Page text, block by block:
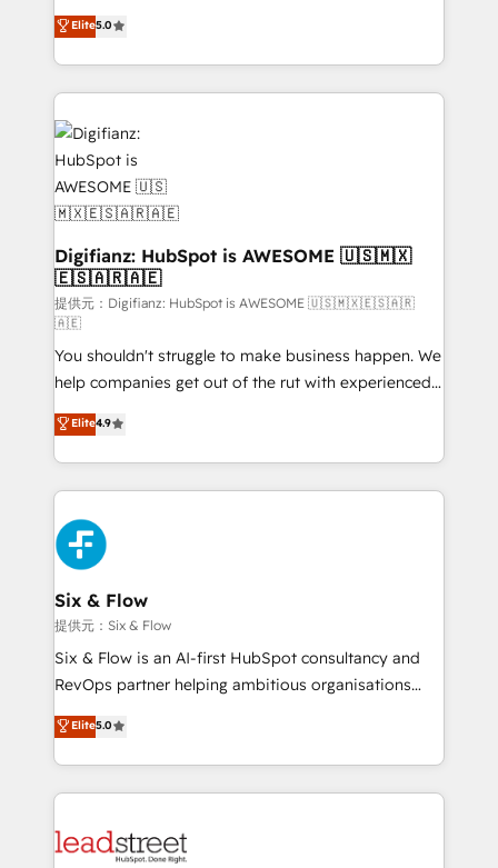
is there for you to: - Grow revenue, and run your
business more efficiently - Build stronger
more people - Get the most out of your HubSpot
investment
enable mid-market and enterprise clients to
maximise their return from digital and fuel their
growth. We modernise platforms, streamline
operations that are causing inefficiencies, improve
customer experiences, integrate systems, and
supercharge revenue operations Key services: • CRM
Implementation • Systems Integration • Digital
Transformation / Web Development • RevOps &
Sales Consulting • Marketing Automation What
makes us different? 🚀 Top 0.5% of global HubSpot
agencies ⚙️ The strongest technical ability and
integration capabilities 💼 Consultative, long-term
partners who will embed ourselves into your
business, processes and systems 🏢 We specialise in
working with mid-market and enterprise
organisations, global organisations and those with
complex use cases 🏆 CRM Implementation,
Platform Enablement, Custom Integration and
Onboarding Accredited 🔐 ISO27001 & ISO9001
Certified
Elite5.0
Digifianz: HubSpot is AWESOME 🇺🇸🇲🇽
🇪🇸🇦🇷🇦🇪
提供元：Digifianz: HubSpot is AWESOME 🇺🇸🇲🇽🇪🇸🇦🇷
🇦🇪
You shouldn't struggle to make business happen. We
help companies get out of the rut with experienced,
process-oriented teams implementing HubSpot
Marketing, Sales, Service, CMS and Operations Hub,
so selling and actually engaging with your customers
feels easy and pain-free. We are a top ranked
HubSpot Elite Partner, winner of Rookie of the Year
and Customer First Awards, 4.9/5 rating in HubSpot
Reviews and 4.9/5 rating in Clutch Reviews. Digifianz
helps the following industries: logistics & 3PL, home
improvement & construction, branding and
commercialization, real estate, health, education,
SaaS, Software Dev & IT and consulting, make the
the United States, EU, UAE, Mexico and Latin
America. From casual user to super fan: make
Elite4.9
Six & Flow
提供元：Six & Flow
Six & Flow is an AI-first HubSpot consultancy and
RevOps partner helping ambitious organisations
grow with clarity, confidence, and intelligence.
Operating across the UK, Netherlands, Ireland, and
Canada, we’ve delivered thousands of successful
HubSpot projects for mid-market and enterprise
combine HubSpot, data, and AI to design connected
Elite5.0